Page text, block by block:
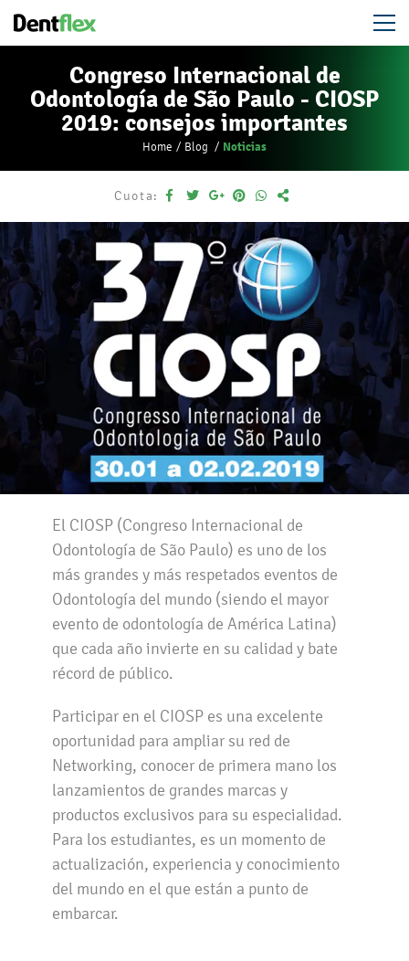
Congreso Internacional de
Odontología de São Paulo - CIOSP
2019: consejos importantes
Home Blog Noticias
Cuota:
El CIOSP (Congreso Internacional de
Odontología de São Paulo) es uno de los
más grandes y más respetados eventos de
Odontología del mundo (siendo el mayor
evento de odontología de América Latina)
que cada año invierte en su calidad y bate
récord de público.
Participar en el CIOSP es una excelente
oportunidad para ampliar su red de
Networking, conocer de primera mano los
lanzamientos de grandes marcas y
productos exclusivos para su especialidad.
Para los estudiantes, es un momento de
actualización, experiencia y conocimiento
del mundo en el que están a punto de
embarcar.